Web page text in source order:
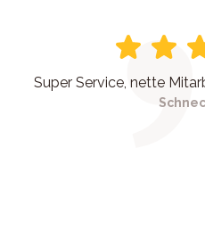
Super Service, nette